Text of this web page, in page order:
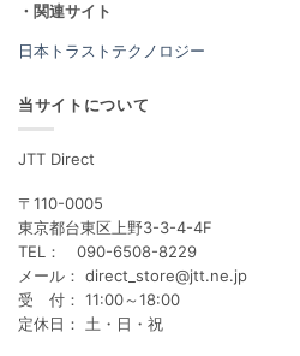
・関連サイト
日本トラストテクノロジー
当サイトについて
JTT Direct
〒110-0005
東京都台東区上野3-3-4-4F
TEL： 090-6508-8229
メール： direct_store@jtt.ne.jp
受 付： 11:00～18:00
定休日： 土・日・祝